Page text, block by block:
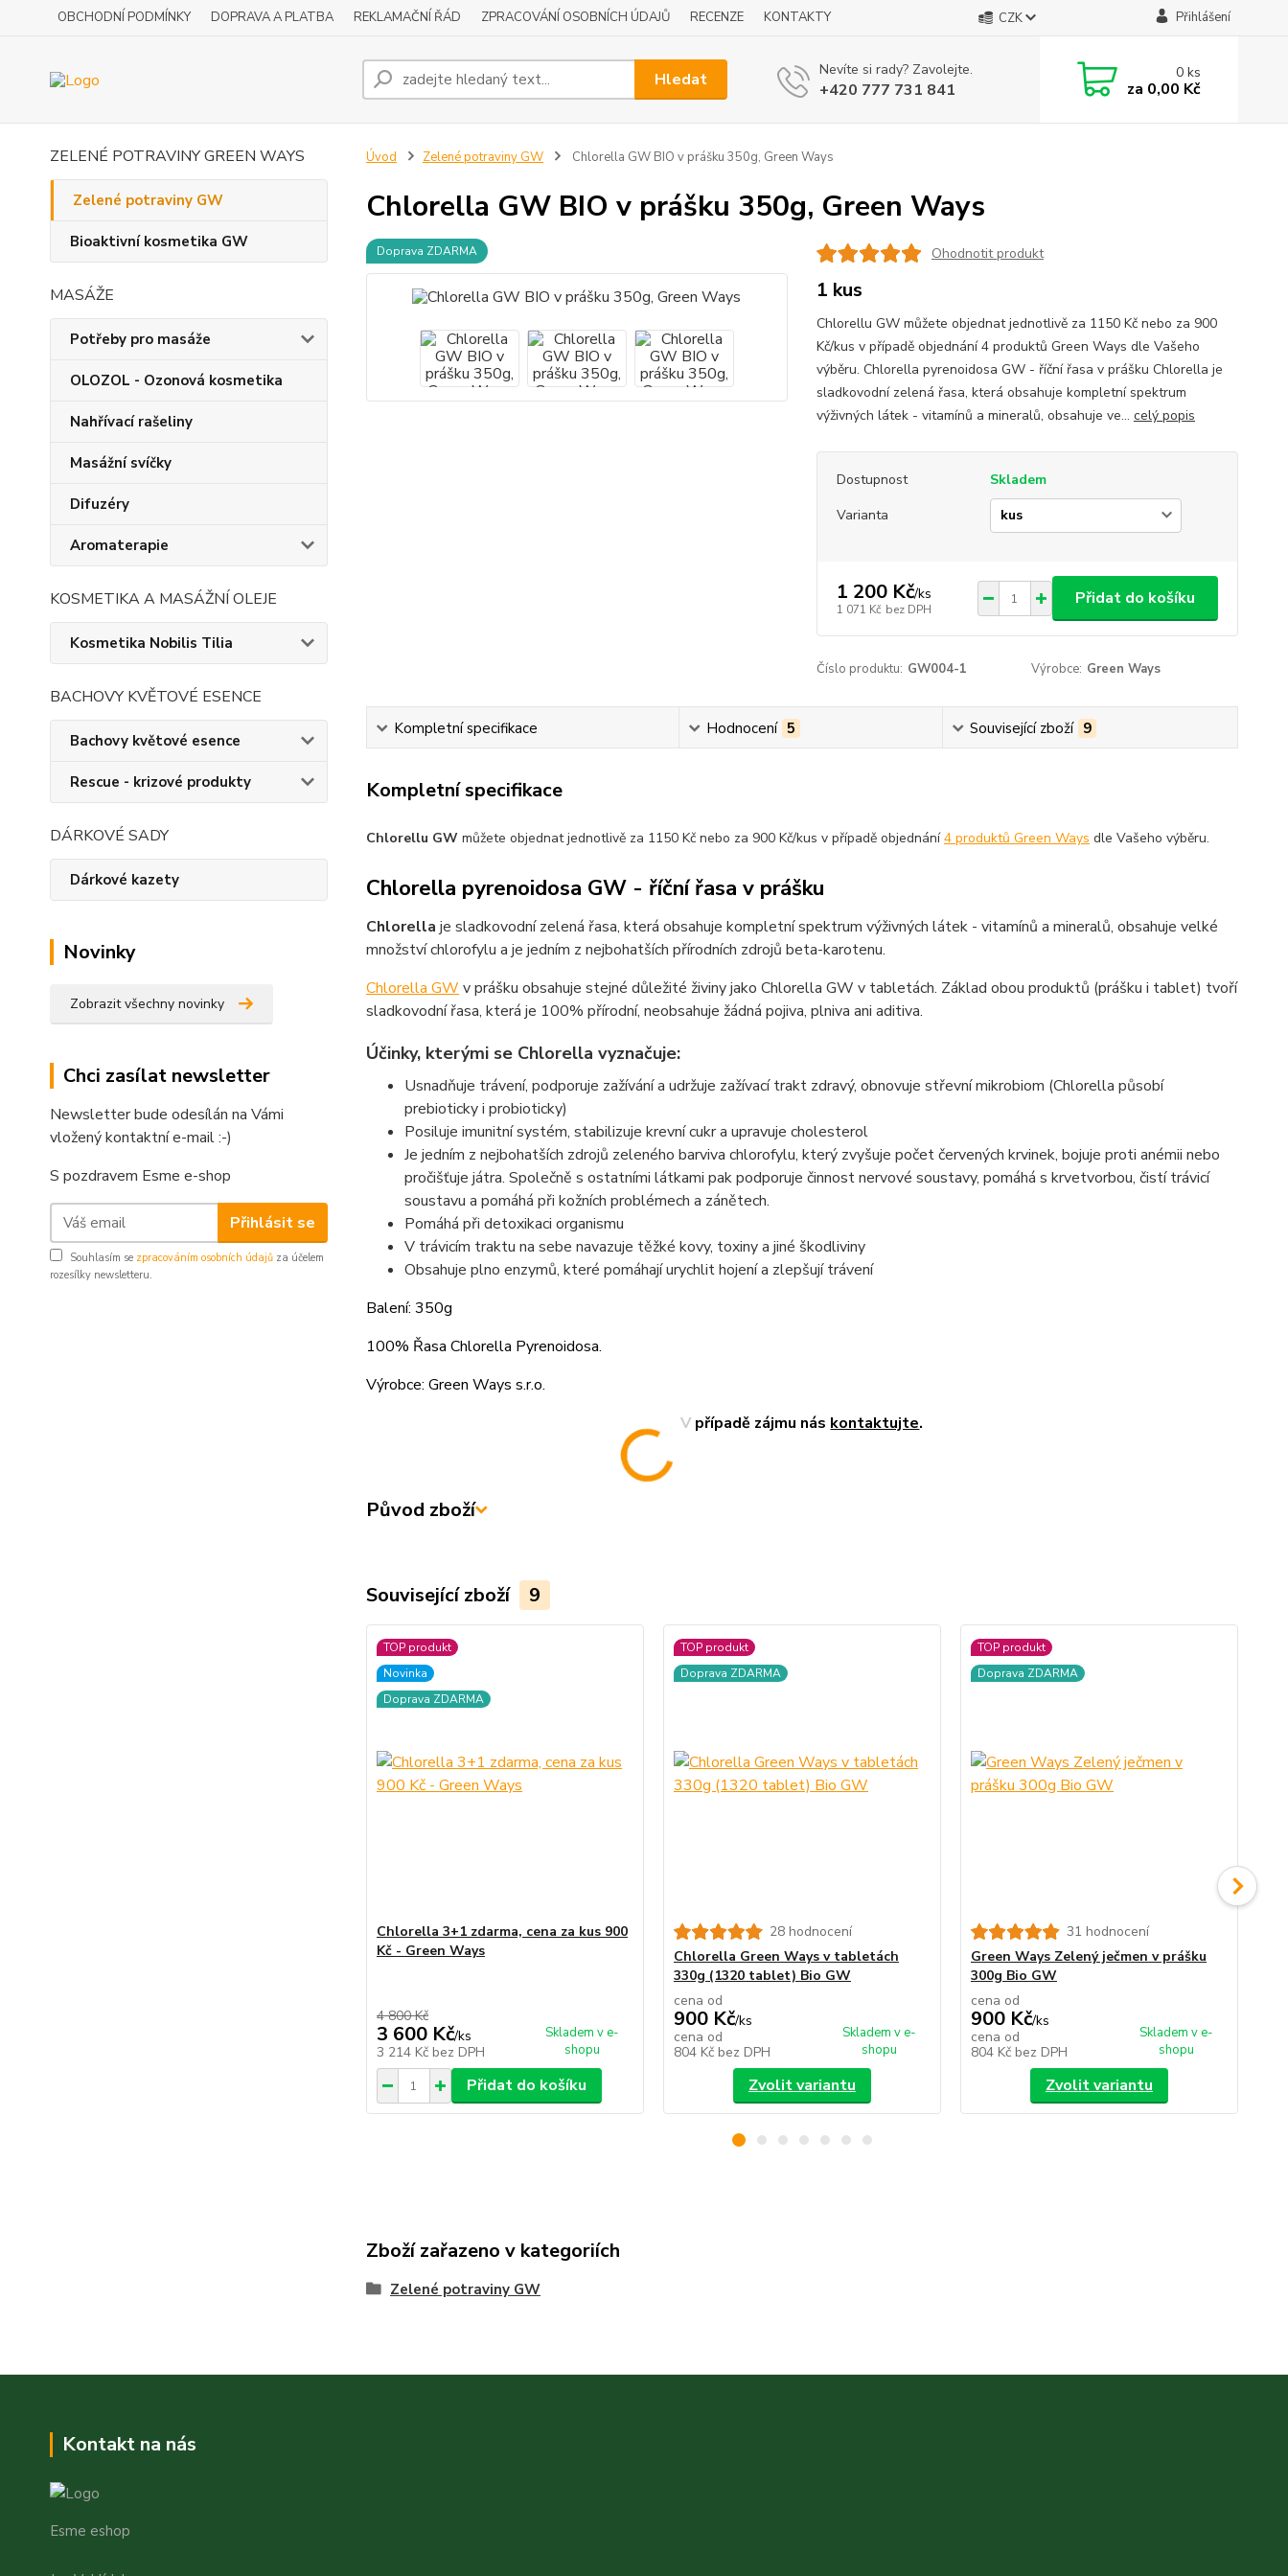
OBCHODNÍ PODMÍNKY DOPRAVA A PLATBA REKLAMAČNÍ ŘÁD ZPRACOVÁNÍ OSOBNÍCH ÚDAJŮ RECENZE KONTAKTY CZK Přihlášení
Hledat Nevíte si rady? Zavolejte.
+420 777 731 841
0ks
za 0,00 Kč
ZELENÉ POTRAVINY GREEN WAYS
Zelené potraviny GW
Bioaktivní kosmetika GW
MASÁŽE
Potřeby pro masáže
OLOZOL - Ozonová kosmetika
Nahřívací rašeliny
Masážní svíčky
Difuzéry
Aromaterapie
KOSMETIKA A MASÁŽNÍ OLEJE
Kosmetika Nobilis Tilia
BACHOVY KVĚTOVÉ ESENCE
Bachovy květové esence
Rescue - krizové produkty
DÁRKOVÉ SADY
Dárkové kazety
Novinky
Zobrazit všechny novinky
Chci zasílat newsletter
Newsletter bude odesílán na Vámi
vložený kontaktní e-mail :-)
S pozdravem Esme e-shop
Přihlásit se
Souhlasím se zpracováním osobních údajů za účelem
rozesílky newsletteru.
Úvod Zelené potraviny GW Chlorella GW BIO v prášku 350g, Green Ways
Chlorella GW BIO v prášku 350g, Green Ways
Doprava ZDARMA Ohodnotit produkt
1 kus
Chlorellu GW můžete objednat jednotlivě za 1150 Kč nebo za 900
Kč/kus v případě objednání 4 produktů Green Ways dle Vašeho
výběru. Chlorella pyrenoidosa GW - říční řasa v prášku Chlorella je
sladkovodní zelená řasa, která obsahuje kompletní spektrum
výživných látek - vitamínů a mineralů, obsahuje ve... celý popis
Dostupnost
Skladem
Varianta
1 200 Kč/ks
1 071 Kč bez DPH
Přidat do košíku
Číslo produktu: GW004-1 Výrobce: Green Ways
Kompletní specifikace Hodnocení 5 Související zboží 9
Kompletní specifikace
Chlorellu GWmůžete objednat jednotlivě za 1150 Kč nebo za 900 Kč/kus v případě objednání4 produktů Green Ways dle Vašeho výběru.
Chlorella pyrenoidosa GW - říční řasa v prášku
Chlorella je sladkovodní zelená řasa, která obsahuje kompletní spektrum výživných látek - vitamínů a mineralů, obsahuje velké
množství chlorofylu a je jedním z nejbohatších přírodních zdrojů beta-karotenu.
Chlorella GW v prášku obsahuje stejné důležité živiny jako Chlorella GW v tabletách. Základ obou produktů (prášku i tablet) tvoří
sladkovodní řasa, která je 100% přírodní, neobsahuje žádná pojiva, plniva ani aditiva.
Účinky, kterými se Chlorella vyznačuje:
Usnadňuje trávení, podporuje zažívání a udržuje zažívací trakt zdravý, obnovuje střevní mikrobiom (Chlorella působí
prebioticky i probioticky)
Posiluje imunitní systém, stabilizuje krevní cukr a upravuje cholesterol
Je jedním z nejbohatších zdrojů zeleného barviva chlorofylu, který zvyšuje počet červených krvinek, bojuje proti anémii nebo
pročišťuje játra. Společně s ostatními látkami pak podporuje činnost nervové soustavy, pomáhá s krvetvorbou, čistí trávicí
soustavu a pomáhá při kožních problémech a zánětech.
Pomáhá při detoxikaci organismu
V trávicím traktu na sebe navazuje těžké kovy, toxiny a jiné škodliviny
Obsahuje plno enzymů, které pomáhají urychlit hojení a zlepšují trávení
Balení: 350g
100% Řasa Chlorella Pyrenoidosa.
Výrobce: Green Ways s.r.o.
V případě zájmu nás kontaktujte.
Původ zboží
Související zboží 9
TOP produkt
Novinka
Doprava ZDARMA
Chlorella 3+1 zdarma, cena za kus 900
Kč - Green Ways
4 800 Kč
3 600 Kč/ks
3 214 Kč bez DPH
Skladem v e-
shopu
Přidat do košíku
TOP produkt
Doprava ZDARMA
28 hodnocení
Chlorella Green Ways v tabletách
330g (1320 tablet) Bio GW
cena od
900 Kč/ks
cena od
804 Kč bez DPH
Skladem v e-
shopu
Zvolit variantu
TOP produkt
Doprava ZDARMA
31 hodnocení
Green Ways Zelený ječmen v prášku
300g Bio GW
cena od
900 Kč/ks
cena od
804 Kč bez DPH
Skladem v e-
shopu
Zvolit variantu
Zboží zařazeno v kategoriích
Zelené potraviny GW
Kontakt na nás
Esme eshop